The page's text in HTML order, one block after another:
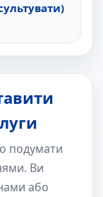
подумати
Ви
або